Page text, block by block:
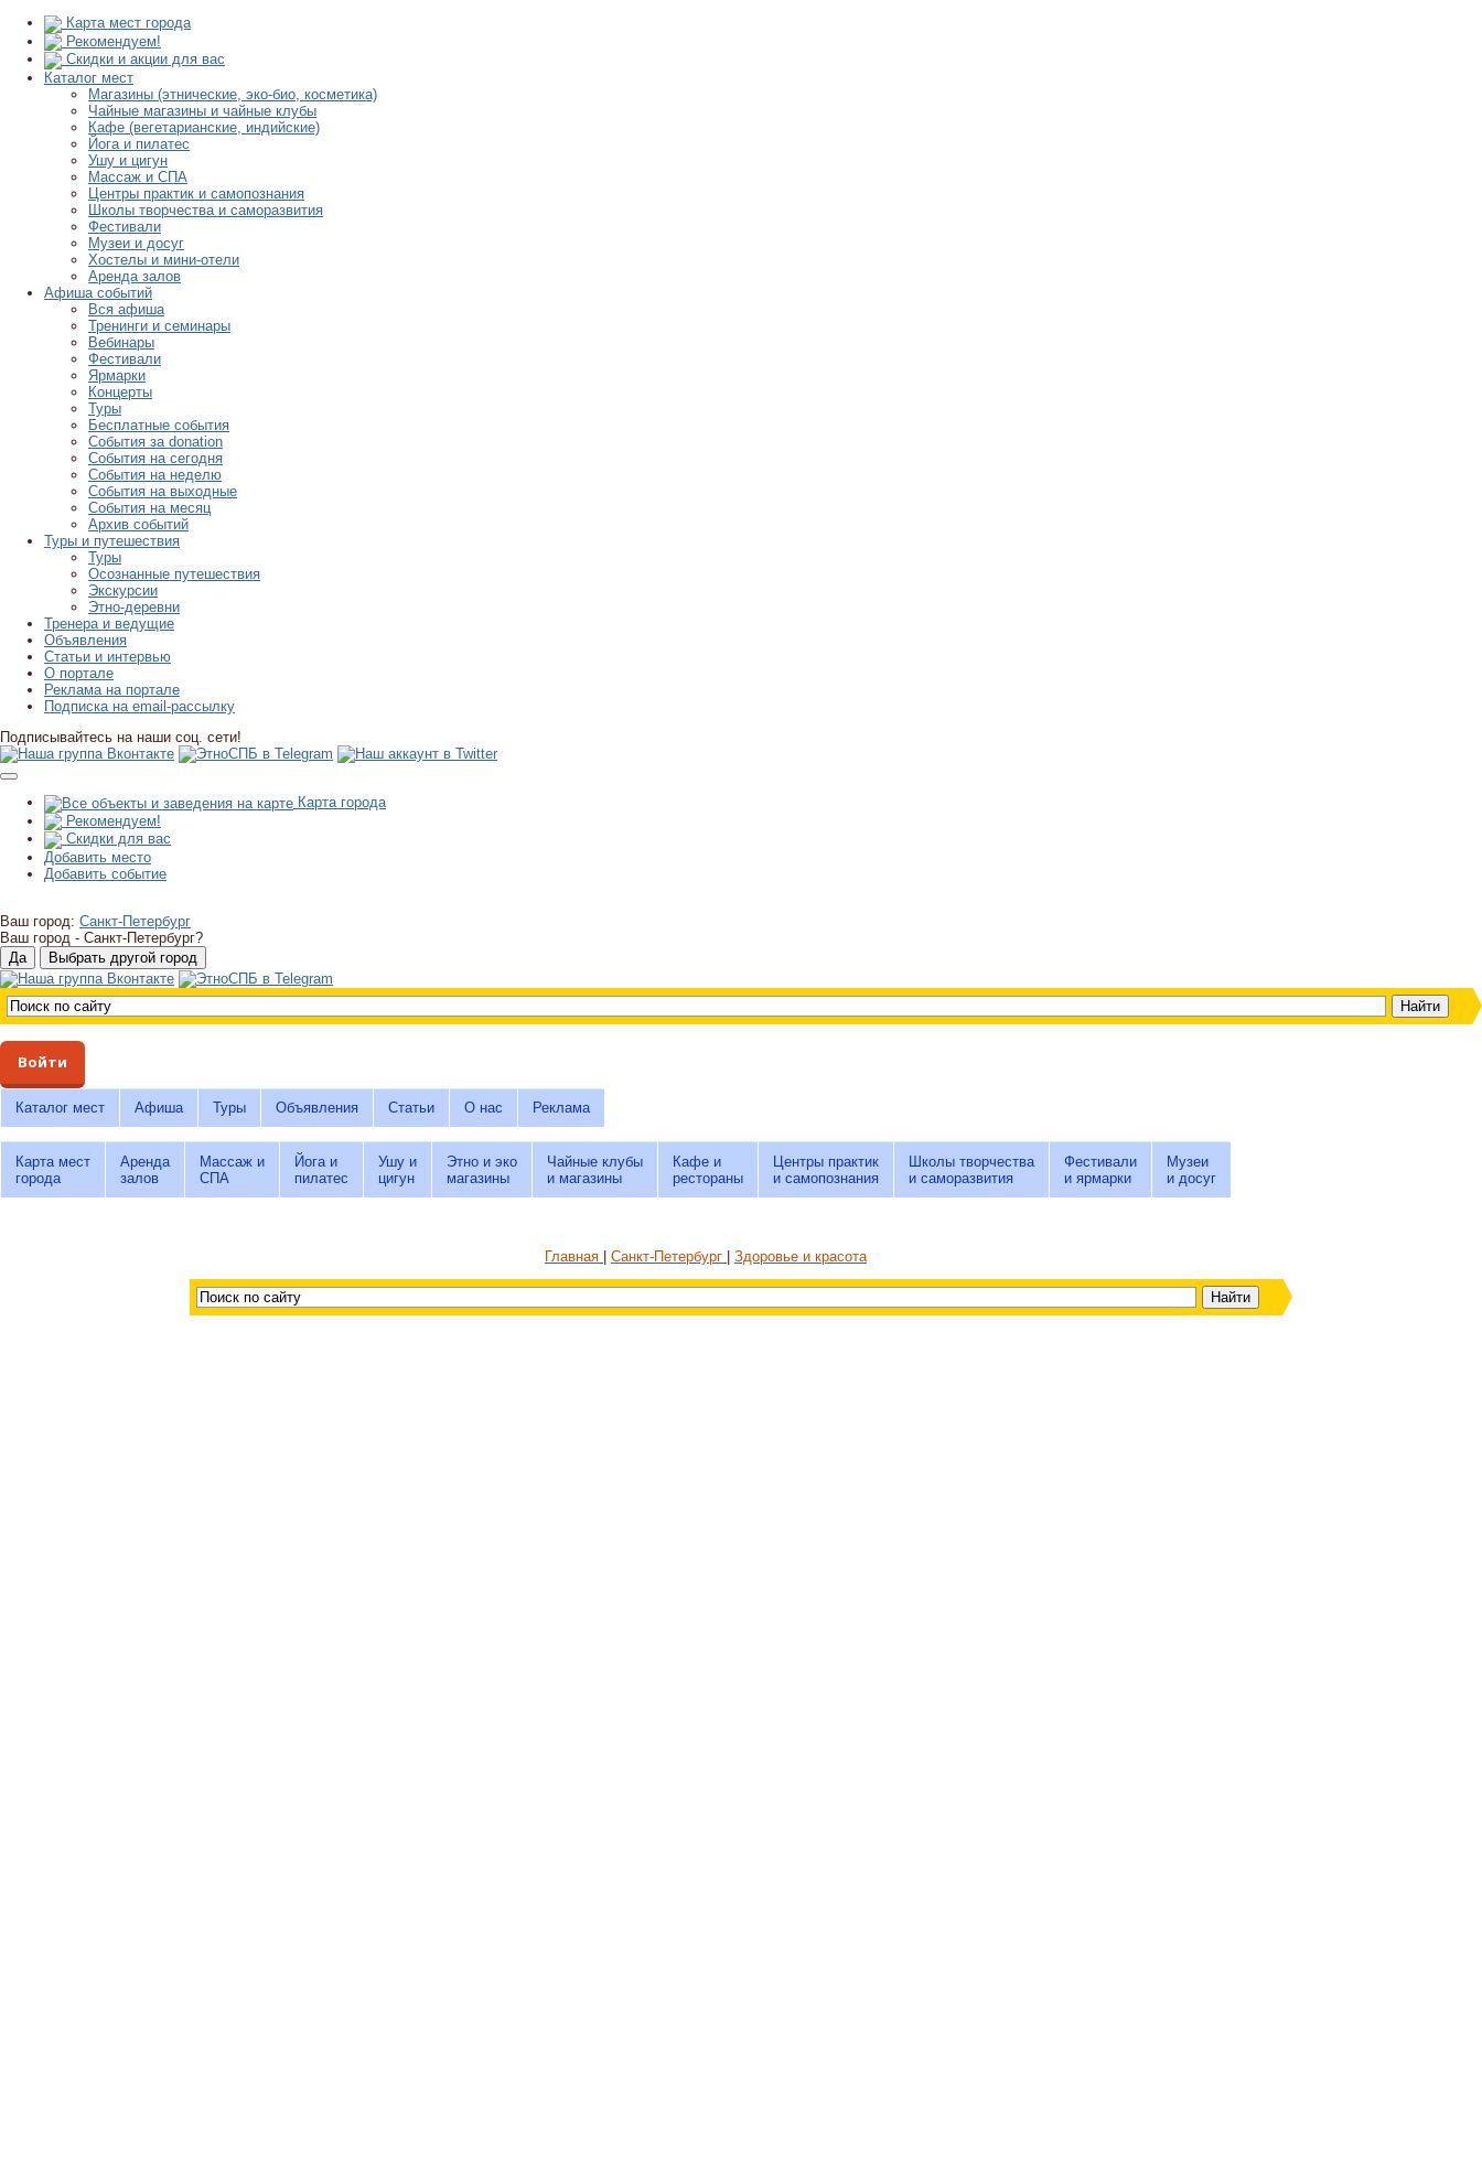
Карта мест города
Рекомендуем!
Скидки и акции для вас
Каталог мест
Магазины (этнические, эко-био, косметика)
Чайные магазины и чайные клубы
Кафе (вегетарианские, индийские)
Йога и пилатес
Ушу и цигун
Массаж и СПА
Центры практик и самопознания
Школы творчества и саморазвития
Фестивали
Музеи и досуг
Хостелы и мини-отели
Аренда залов
Афиша событий
Вся афиша
Тренинги и семинары
Вебинары
Фестивали
Ярмарки
Концерты
Туры
Бесплатные события
События за donation
События на сегодня
События на неделю
События на выходные
События на месяц
Архив событий
Туры и путешествия
Туры
Осознанные путешествия
Экскурсии
Этно-деревни
Тренера и ведущие
Объявления
Статьи и интервью
О портале
Реклама на портале
Подписка на email-рассылку
Подписывайтесь на наши соц. сети!
Карта города
Рекомендуем!
Скидки для вас
Добавить место
Добавить событие
Ваш город: Санкт-Петербург
Ваш город - Санкт-Петербург?
Войти
Каталог мест Афиша Туры Объявления Статьи О нас Реклама
Карта мест
города
Аренда
залов
Массаж и
СПА
Йога и
пилатес
Ушу и
цигун
Этно и эко
магазины
Чайные клубы
и магазины
Кафе и
рестораны
Центры практик
и самопознания
Школы творчества
и саморазвития
Фестивали
и ярмарки
Музеи
и досуг
Главная Санкт-Петербург Здоровье и красота